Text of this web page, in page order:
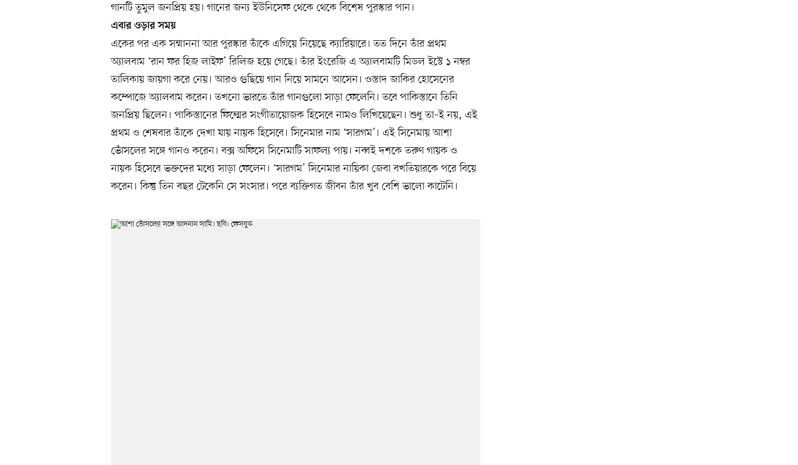
গানটি তুমুল জনপ্রিয় হয়। গানের জন্য ইউনিসেফ থেকে থেকে বিশেষ পুরস্কার পান।
এবার ওড়ার সময়
একের পর এক সম্মাননা আর পুরস্কার তাঁকে এগিয়ে নিয়েছে ক্যারিয়ারে। তত দিনে তাঁর প্রথম
অ্যালবাম ‘রান ফর হিজ লাইফ’ রিলিজ হয়ে গেছে। তাঁর ইংরেজি এ অ্যালবামটি মিডল ইস্টে ১ নম্বর
তালিকায় জায়গা করে নেয়। আরও গুছিয়ে গান নিয়ে সামনে আসেন। ওস্তাদ জাকির হোসেনের
কম্পোজে অ্যালবাম করেন। তখনো ভারতে তাঁর গানগুলো সাড়া ফেলেনি। তবে পাকিস্তানে তিনি
জনপ্রিয় ছিলেন। পাকিস্তানের ফিল্মের সংগীতায়োজক হিসেবে নামও লিখিয়েছেন। শুধু তা–ই নয়, এই
প্রথম ও শেষবার তাঁকে দেখা যায় নায়ক হিসেবে। সিনেমার নাম ‘সারগম’। এই সিনেমায় আশা
ভোঁসলের সঙ্গে গানও করেন। বক্স অফিসে সিনেমাটি সাফল্য পায়। নব্বই দশকে তরুণ গায়ক ও
নায়ক হিসেবে ভক্তদের মধ্যে সাড়া ফেলেন। ‘সারগম’ সিনেমার নায়িকা জেবা বখতিয়ারকে পরে বিয়ে
করেন। কিন্তু তিন বছর টেকেনি সে সংসার। পরে ব্যক্তিগত জীবন তাঁর খুব বেশি ভালো কাটেনি।